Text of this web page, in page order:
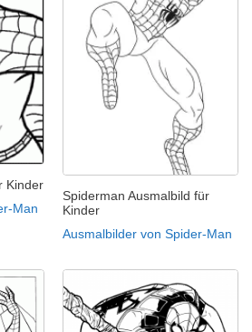
Kinder
Man
Spiderman Ausmalbild für
Kinder
Ausmalbilder von Spider-Man